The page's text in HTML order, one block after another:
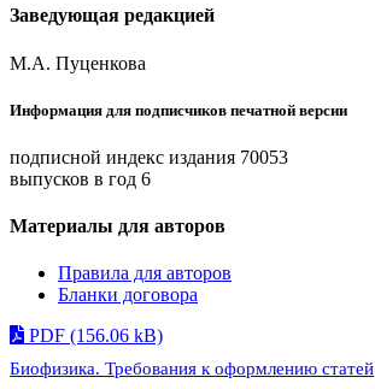
Заведующая редакцией
М.А. Пуценкова
Информация для подписчиков печатной версии
подписной индекс издания 70053
выпусков в год 6
Материалы для авторов
Правила для авторов
Бланки договора
PDF (156.06 kB)
Биофизика. Требования к оформлению статей